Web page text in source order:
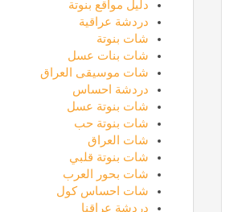
دليل مواقع بنوتة
دردشة عراقية
شات بنوتة
شات بنات عسل
شات موسيقى العراق
دردشة احساس
شات بنوتة عسل
شات بنوتة حب
شات العراق
شات بنوتة قلبي
شات بحور العرب
شات احساس كول
دردشة عراقنا